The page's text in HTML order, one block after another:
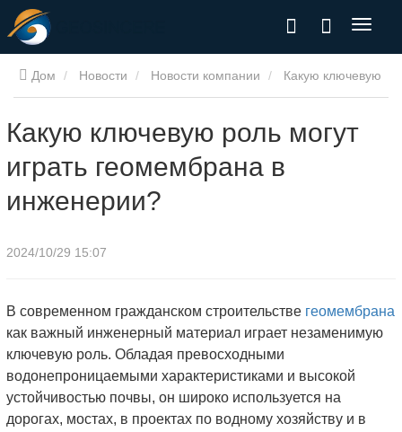
Дом Новости Новости компании
Какую ключевую роль могут
играть геомембрана в
инженерии?
2024/10/29 15:07
В современном гражданском строительстве геомембрана
как важный инженерный материал играет незаменимую
ключевую роль. Обладая превосходными
водонепроницаемыми характеристиками и высокой
устойчивостью почвы, он широко используется на
дорогах, мостах, в проектах по водному хозяйству и в